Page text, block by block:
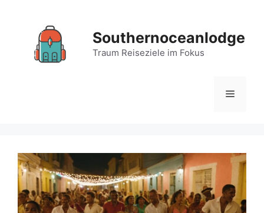
springen
Southernoceanlodge
Traum Reiseziele im Fokus
Menü